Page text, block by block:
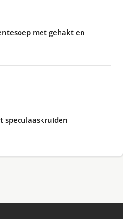
met gehakt en
speculaaskruiden